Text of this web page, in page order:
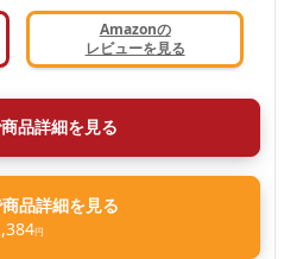
Amazonの
レビューを見る
品詳細を見る
品詳細を見る
円